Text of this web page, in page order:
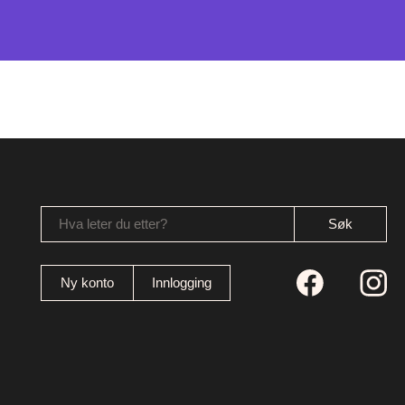
Hva leter du etter?
Ny konto Innlogging